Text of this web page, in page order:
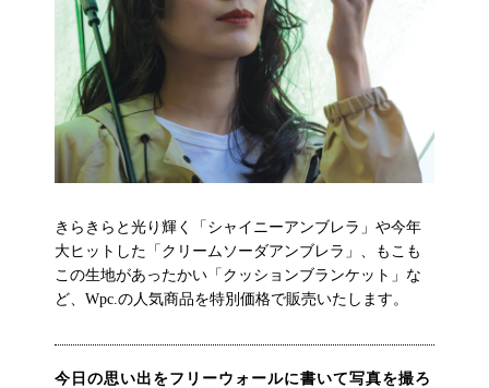
きらきらと光り輝く「シャイニーアンブレラ」や今年
大ヒットした「クリームソーダアンブレラ」、もこも
この生地があったかい「クッションブランケット」な
ど、Wpc.の人気商品を特別価格で販売いたします。
今日の思い出をフリーウォールに書いて写真を撮ろ